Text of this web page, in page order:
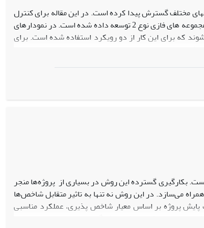
نمایش عدم قطعیت در حوزه‏های مختلف گسترش پیدا کرده است. در این مقاله برای کنترل
مرکزیت فرآیندهای غیرنرمال و مبهم، دو نمودار ناپارامتری علامت و رتبه علامت‌دار با استفاده از مجموعه‏ های فازی نوع 2 توسعه داده شده است. در نمودارهای
که برای این کار از دو رویکرد استفاده شده است. برای
مشخص شده است. همچنین برای بررسی عملکرد نمودارهای
پیشنهادی برای کنترل مرکزیت متغیرهای تصادفی غیر
بکارگیری گسترده این روش در بسیاری از پروژه‌ها منجر
می‌سازد. در این روش نه تنها به تاثیر متقابل شاخص‌ها
پروژه بر اساس معیار شاخص پذیری، عملکرد مناسبی
عملکردی یک پروژه گازرسانی مبتنی بر داده‌های